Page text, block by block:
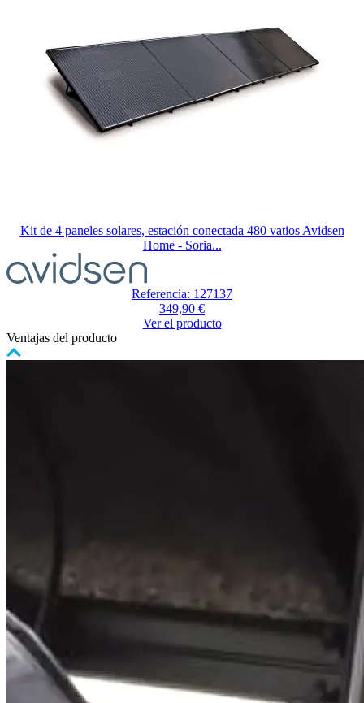
Kit de 4 paneles solares, estación conectada 480 vatios Avidsen
Home - Soria...
Referencia: 127137
349,90 €
Ver el producto
Ventajas del producto